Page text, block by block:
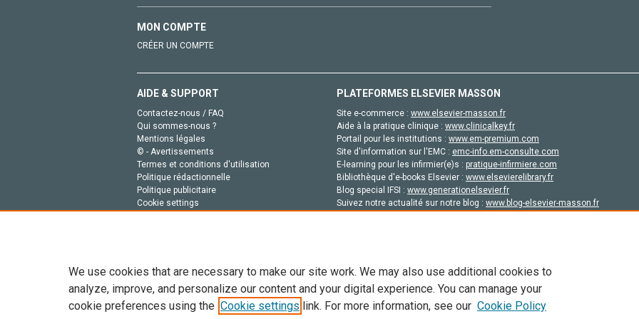
MON COMPTE
CRÉER UN COMPTE
AIDE & SUPPORT
Contactez-nous / FAQ
Qui sommes-nous ?
Mentions légales
© - Avertissements
Termes et conditions d'utilisation
Politique rédactionnelle
Politique publicitaire
Cookie settings
PLATEFORMES ELSEVIER MASSON
Site e-commerce : www.elsevier-masson.fr
Aide à la pratique clinique : www.clinicalkey.fr
Portail pour les institutions : www.em-premium.com
Site d'information sur l'EMC : emc-info.em-consulte.com
E-learning pour les infirmier(e)s : pratique-infirmiere.com
Bibliothèque d'e-books Elsevier : www.elsevierelibrary.fr
Blog special IFSI : www.generationelsevier.fr
Suivez notre actualité sur notre blog : www.blog-elsevier-masson.fr
Tout le contenu de ce site: Copyright © 2026 Elsevier, ses concédants de licence et ses contributeurs. Tout les droits sont réservés,
We use cookies that are necessary to make our site work. We may also use additional cookies to
analyze, improve, and personalize our content and your digital experience. You can manage your
cookie preferences using the Cookie settings link. For more information, see our Cookie Policy